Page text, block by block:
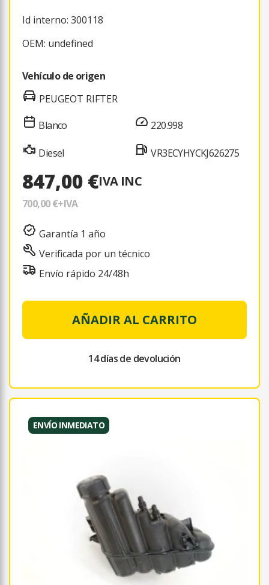
Id interno: 300118
OEM: undefined
Vehículo de origen
PEUGEOT RIFTER
Blanco
Diesel
220.998
VR3ECYHYCKJ626275
847,00 €IVA INC
700,00 €+IVA
Garantía 1 año
Verificada por un técnico
Envío rápido 24/48h
AÑADIR AL CARRITO
14 días de devolución
ENVÍO INMEDIATO